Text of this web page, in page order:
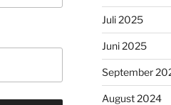
Juli 2025
Juni 2025
September
August 2024